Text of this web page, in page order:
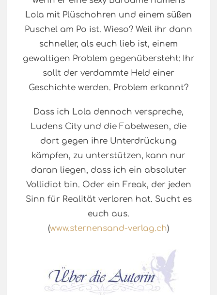
Lola mit Plüschohren und einem süßen
Puschel am Po ist. Wieso? Weil ihr dann
schneller, als euch lieb ist, einem
gewaltigen Problem gegenübersteht: Ihr
sollt der verdammte Held einer
Geschichte werden. Problem erkannt?
Dass ich Lola dennoch verspreche,
Ludens City und die Fabelwesen, die
dort gegen ihre Unterdrückung
kämpfen, zu unterstützen, kann nur
daran liegen, dass ich ein absoluter
Vollidiot bin. Oder ein Freak, der jeden
Sinn für Realität verloren hat. Sucht es
euch aus.
(www.sternensand-verlag.ch)